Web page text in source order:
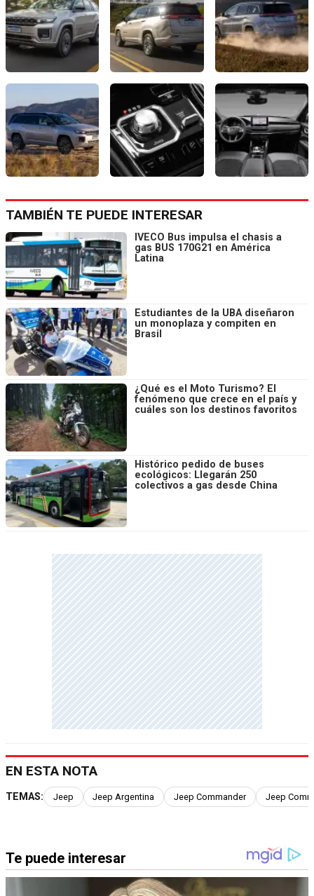
TAMBIÉN TE PUEDE INTERESAR
IVECO Bus impulsa el chasis a
gas BUS 170G21 en América
Latina
Estudiantes de la UBA diseñaron
un monoplaza y compiten en
Brasil
¿Qué es el Moto Turismo? El
fenómeno que crece en el país y
cuáles son los destinos favoritos
Histórico pedido de buses
ecológicos: Llegarán 250
colectivos a gas desde China
EN ESTA NOTA
TEMAS: Jeep Jeep Argentina Jeep Commander Jeep